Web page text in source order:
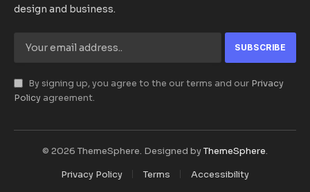
design and business.
By signing up, you agree to the our terms and our Privacy
Policy agreement.
© 2026 ThemeSphere. Designed byThemeSphere.
Privacy Policy
Terms Accessibility